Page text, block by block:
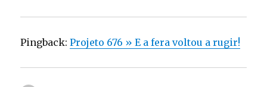
Pingback:Projeto 676 » E a fera voltou a rugir!